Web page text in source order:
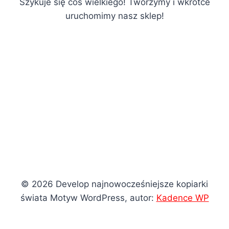
uruchomimy nasz sklep!
© 2026 Develop najnowocześniejsze kopiarki
świata Motyw WordPress, autor: Kadence WP